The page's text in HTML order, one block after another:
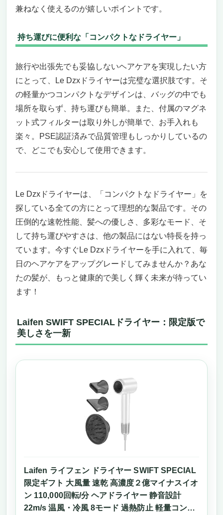
兼ねなく使えるのが嬉しいポイントです。
持ち運びに便利な「コンパクトなドライヤー」
旅行や出張先でも妥協しないヘアケアを実現したい方
にとって、Le Dzxドライヤーは完璧な選択肢です。そ
の軽量かつコンパクトなデザインは、バッグの中でも
場所を取らず、持ち運びも簡単。また、付属のマグネ
ット式フィルターは取り外しが簡単で、お手入れも
楽々。PSE認証済みで品質管理もしっかりしているの
で、どこでも安心して使用できます。
Le Dzxドライヤーは、「コンパクトなドライヤー」を
探している全ての方にとって理想的な製品です。その
圧倒的な速乾性能、髪への優しさ、多彩なモード、そ
して持ち運びやすさは、他の製品にはない特長を持っ
ています。今すぐLe Dzxドライヤーを手に入れて、毎
日のヘアケアをアップグレードしてみませんか？あな
たの髪が、もっと健康的で美しく輝く未来が待ってい
ます！
Laifen SWIFT SPECIALドライヤー：限定版で
美しさを一新
Laifen ライフェン ドライヤー SWIFT SPECIAL
限定ギフト 大風量 速乾 高濃度２億マイナスイオ
ン 110,000回転/分 ヘアドライヤー 静音設計
22m/s 温風・冷風 8モード 過熱防止 軽量コンパ